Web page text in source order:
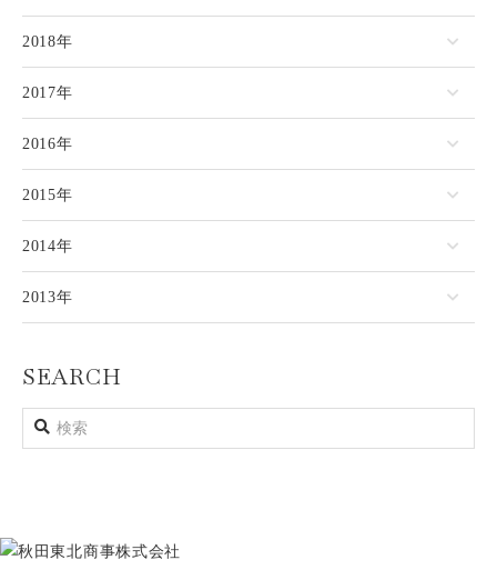
2018年
2017年
2016年
2015年
2014年
2013年
SEARCH